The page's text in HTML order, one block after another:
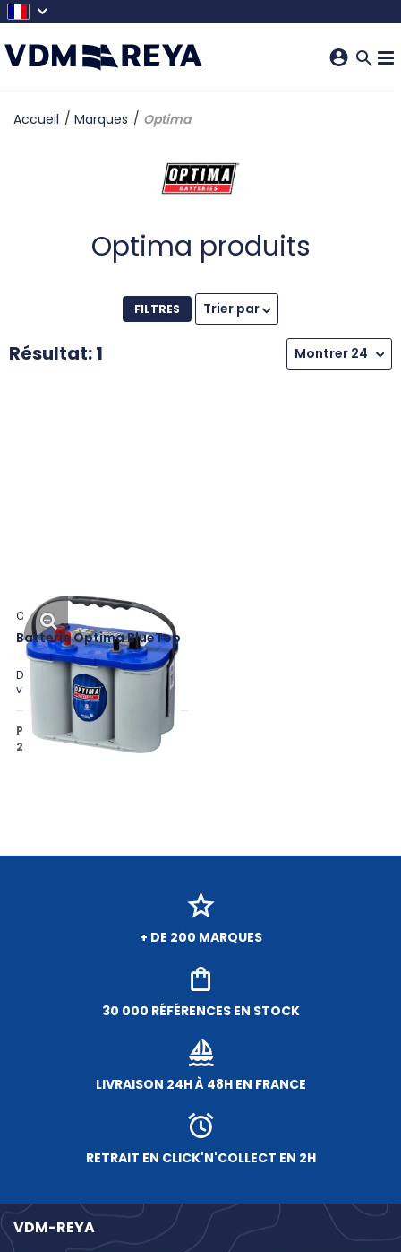
Accueil Marques Optima
Optima produits
FILTRES Trier par
Montrer 24
Résultat: 1
Batterie Optima BlueTop
Optima
Disponible en plusieurs
variantes
Prix public à partir de
253,31 €HT
VDM-REYA
+ DE 200 MARQUES
30 000 RÉFÉRENCES EN STOCK
LIVRAISON 24H À 48H EN FRANCE
RETRAIT EN CLICK'N'COLLECT EN 2H